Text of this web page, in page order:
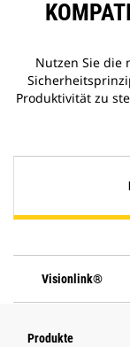
Nutzen Sie die
Produktivität zu
Visionlink®
Produkte